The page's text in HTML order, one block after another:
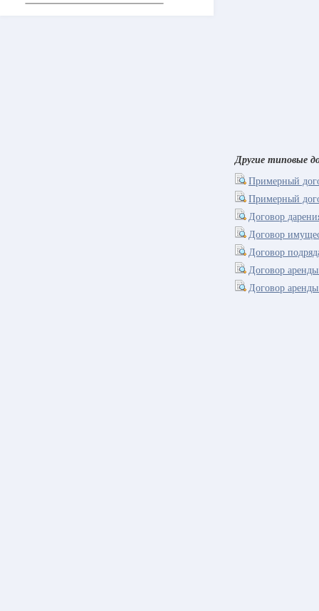
Другие типовые
Примерный
Примерный
Договор
Договор
Договор
Договор
Договор